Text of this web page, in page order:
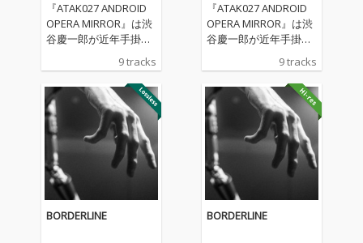
『ATAK027 ANDROID
OPERA MIRROR』は渋
谷慶一郎が近年手掛け
てきたアンドロイド・
オペラ初のオーディオ
ワーク。アンドロイ
ド・オペラはアンドロ
イドがテクノロジーの
象徴として舞台の中央
で歌い、人間のオーケ
ストラと共演するポス
ト・ヒューマニズム的
な舞台作品であり、こ
れまでにドバイ万博
（2022年）、パリのシ
9 tracks
『ATAK027 ANDROID
OPERA MIRROR』は渋
谷慶一郎が近年手掛け
てきたアンドロイド・
オペラ初のオーディオ
ワーク。アンドロイ
ド・オペラはアンドロ
イドがテクノロジーの
象徴として舞台の中央
で歌い、人間のオーケ
ストラと共演するポス
ト・ヒューマニズム的
な舞台作品であり、こ
れまでにドバイ万博
（2022年）、パリのシ
9 tracks
BORDERLINE BORDERLINE